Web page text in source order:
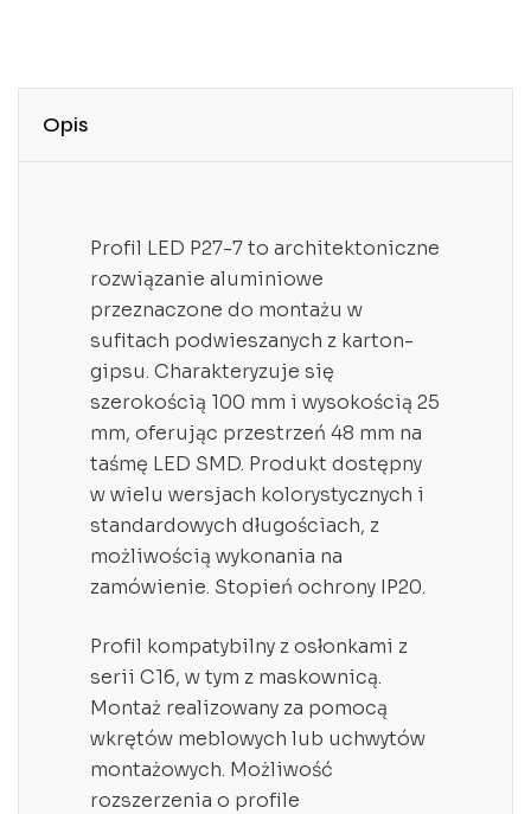
Opis
Profil LED P27-7 to architektoniczne
rozwiązanie aluminiowe
przeznaczone do montażu w
sufitach podwieszanych z karton-
gipsu. Charakteryzuje się
szerokością 100 mm i wysokością 25
mm, oferując przestrzeń 48 mm na
taśmę LED SMD. Produkt dostępny
w wielu wersjach kolorystycznych i
standardowych długościach, z
możliwością wykonania na
zamówienie. Stopień ochrony IP20.
Profil kompatybilny z osłonkami z
serii C16, w tym z maskownicą.
Montaż realizowany za pomocą
wkrętów meblowych lub uchwytów
montażowych. Możliwość
rozszerzenia o profile